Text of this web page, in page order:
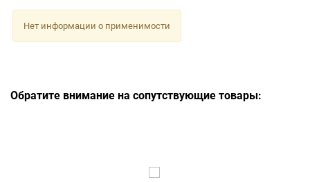
Нет информации о применимости
Обратите внимание на сопутствующие товары: